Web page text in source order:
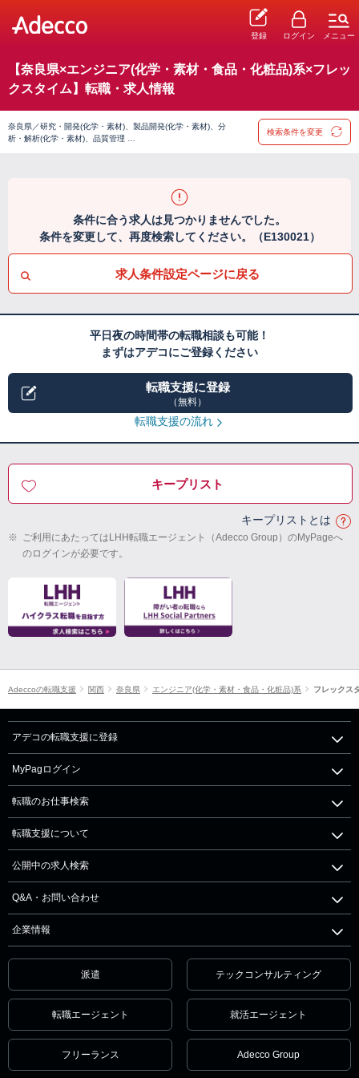
登録 ログイン メニュー
【奈良県×エンジニア(化学・素材・食品・化粧品)系×フレッ
クスタイム】転職・求人情報
奈良県／研究・開発(化学・素材)、製品開発(化学・素材)、分
析・解析(化学・素材)、品質管理 …
検索条件を変更
条件に合う求人は見つかりませんでした。
条件を変更して、再度検索してください。（E130021）
求人条件設定ページに戻る
平日夜の時間帯の転職相談も可能！
まずはアデコにご登録ください
転職支援に登録
（無料）
転職支援の流れ
キープリスト
キープリストとは
※ ご利用にあたってはLHH転職エージェント（Adecco Group）のMyPageへ
のログインが必要です。
Adeccoの転職支援 関西 奈良県 エンジニア(化学・素材・食品・化粧品)系 フレックス
アデコの転職支援に登録
MyPagログイン
転職のお仕事検索
転職支援について
公開中の求人検索
Q&A・お問い合わせ
企業情報
派遣 テックコンサルティング
転職エージェント 就活エージェント
フリーランス Adecco Group